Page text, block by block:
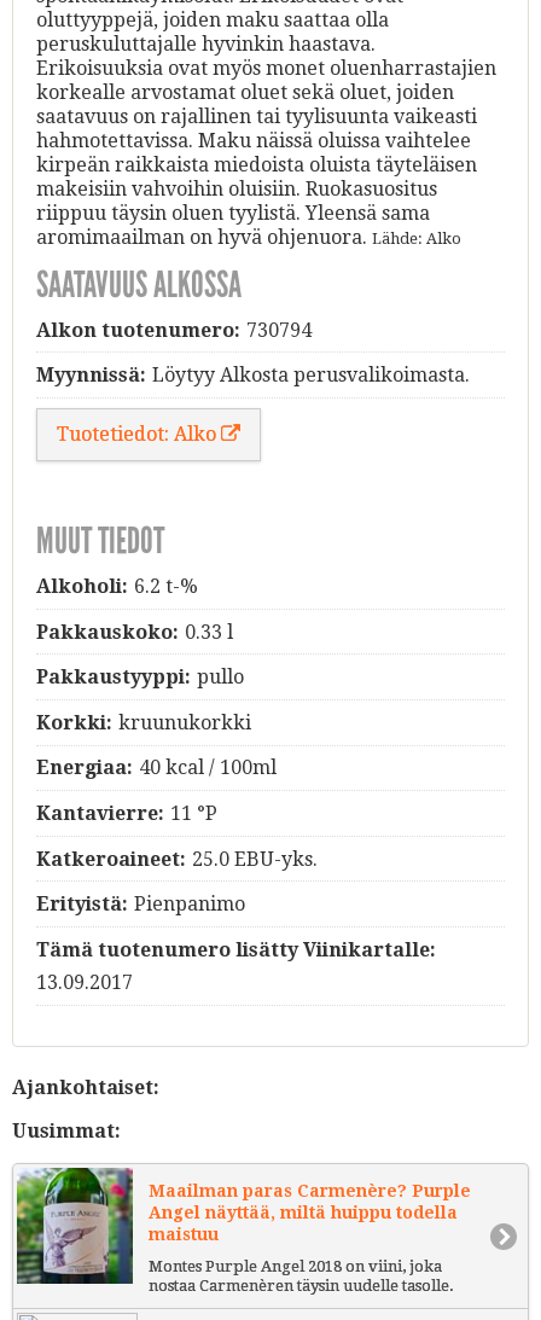
oluttyyppejä, joiden maku saattaa olla
peruskuluttajalle hyvinkin haastava.
Erikoisuuksia ovat myös monet oluenharrastajien
korkealle arvostamat oluet sekä oluet, joiden
saatavuus on rajallinen tai tyylisuunta vaikeasti
hahmotettavissa. Maku näissä oluissa vaihtelee
kirpeän raikkaista miedoista oluista täyteläisen
makeisiin vahvoihin oluisiin. Ruokasuositus
riippuu täysin oluen tyylistä. Yleensä sama
aromimaailman on hyvä ohjenuora. Lähde: Alko
SAATAVUUS ALKOSSA
Alkon tuotenumero: 730794
Myynnissä: Löytyy Alkosta perusvalikoimasta.
Tuotetiedot: Alko
MUUT TIEDOT
Alkoholi: 6.2 t-%
Pakkauskoko: 0.33 l
Pakkaustyyppi: pullo
Korkki: kruunukorkki
Energiaa: 40 kcal / 100ml
Kantavierre: 11 °P
Katkeroaineet: 25.0 EBU-yks.
Erityistä: Pienpanimo
Tämä tuotenumero lisätty Viinikartalle:
13.09.2017
Ajankohtaiset:
Uusimmat:
Maailman paras Carmenère? Purple
Angel näyttää, miltä huippu todella
maistuu
Montes Purple Angel 2018 on viini, joka
nostaa Carmenèren täysin uudelle tasolle.